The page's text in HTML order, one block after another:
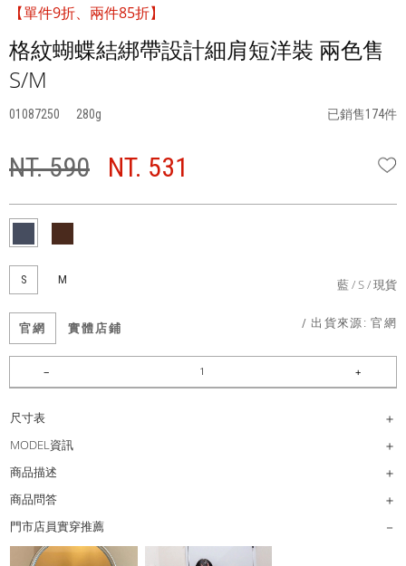
【單件9折、兩件85折】
格紋蝴蝶結綁帶設計細肩短洋裝 兩色售
S/M
01087250 280 已銷售174件
NT. 590 NT. 531
S M 藍 S 現貨
官網 實體店鋪 / 出貨來源:官網
尺寸表
MODEL資訊
商品描述
商品問答
門市店員實穿推薦